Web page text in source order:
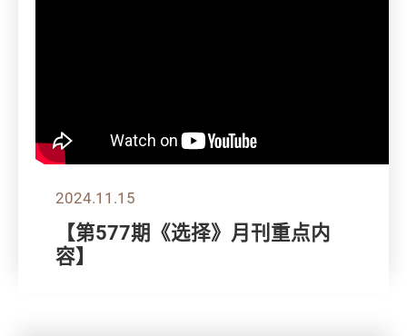
2024.11.15
【第577期《选择》月刊重点内
容】